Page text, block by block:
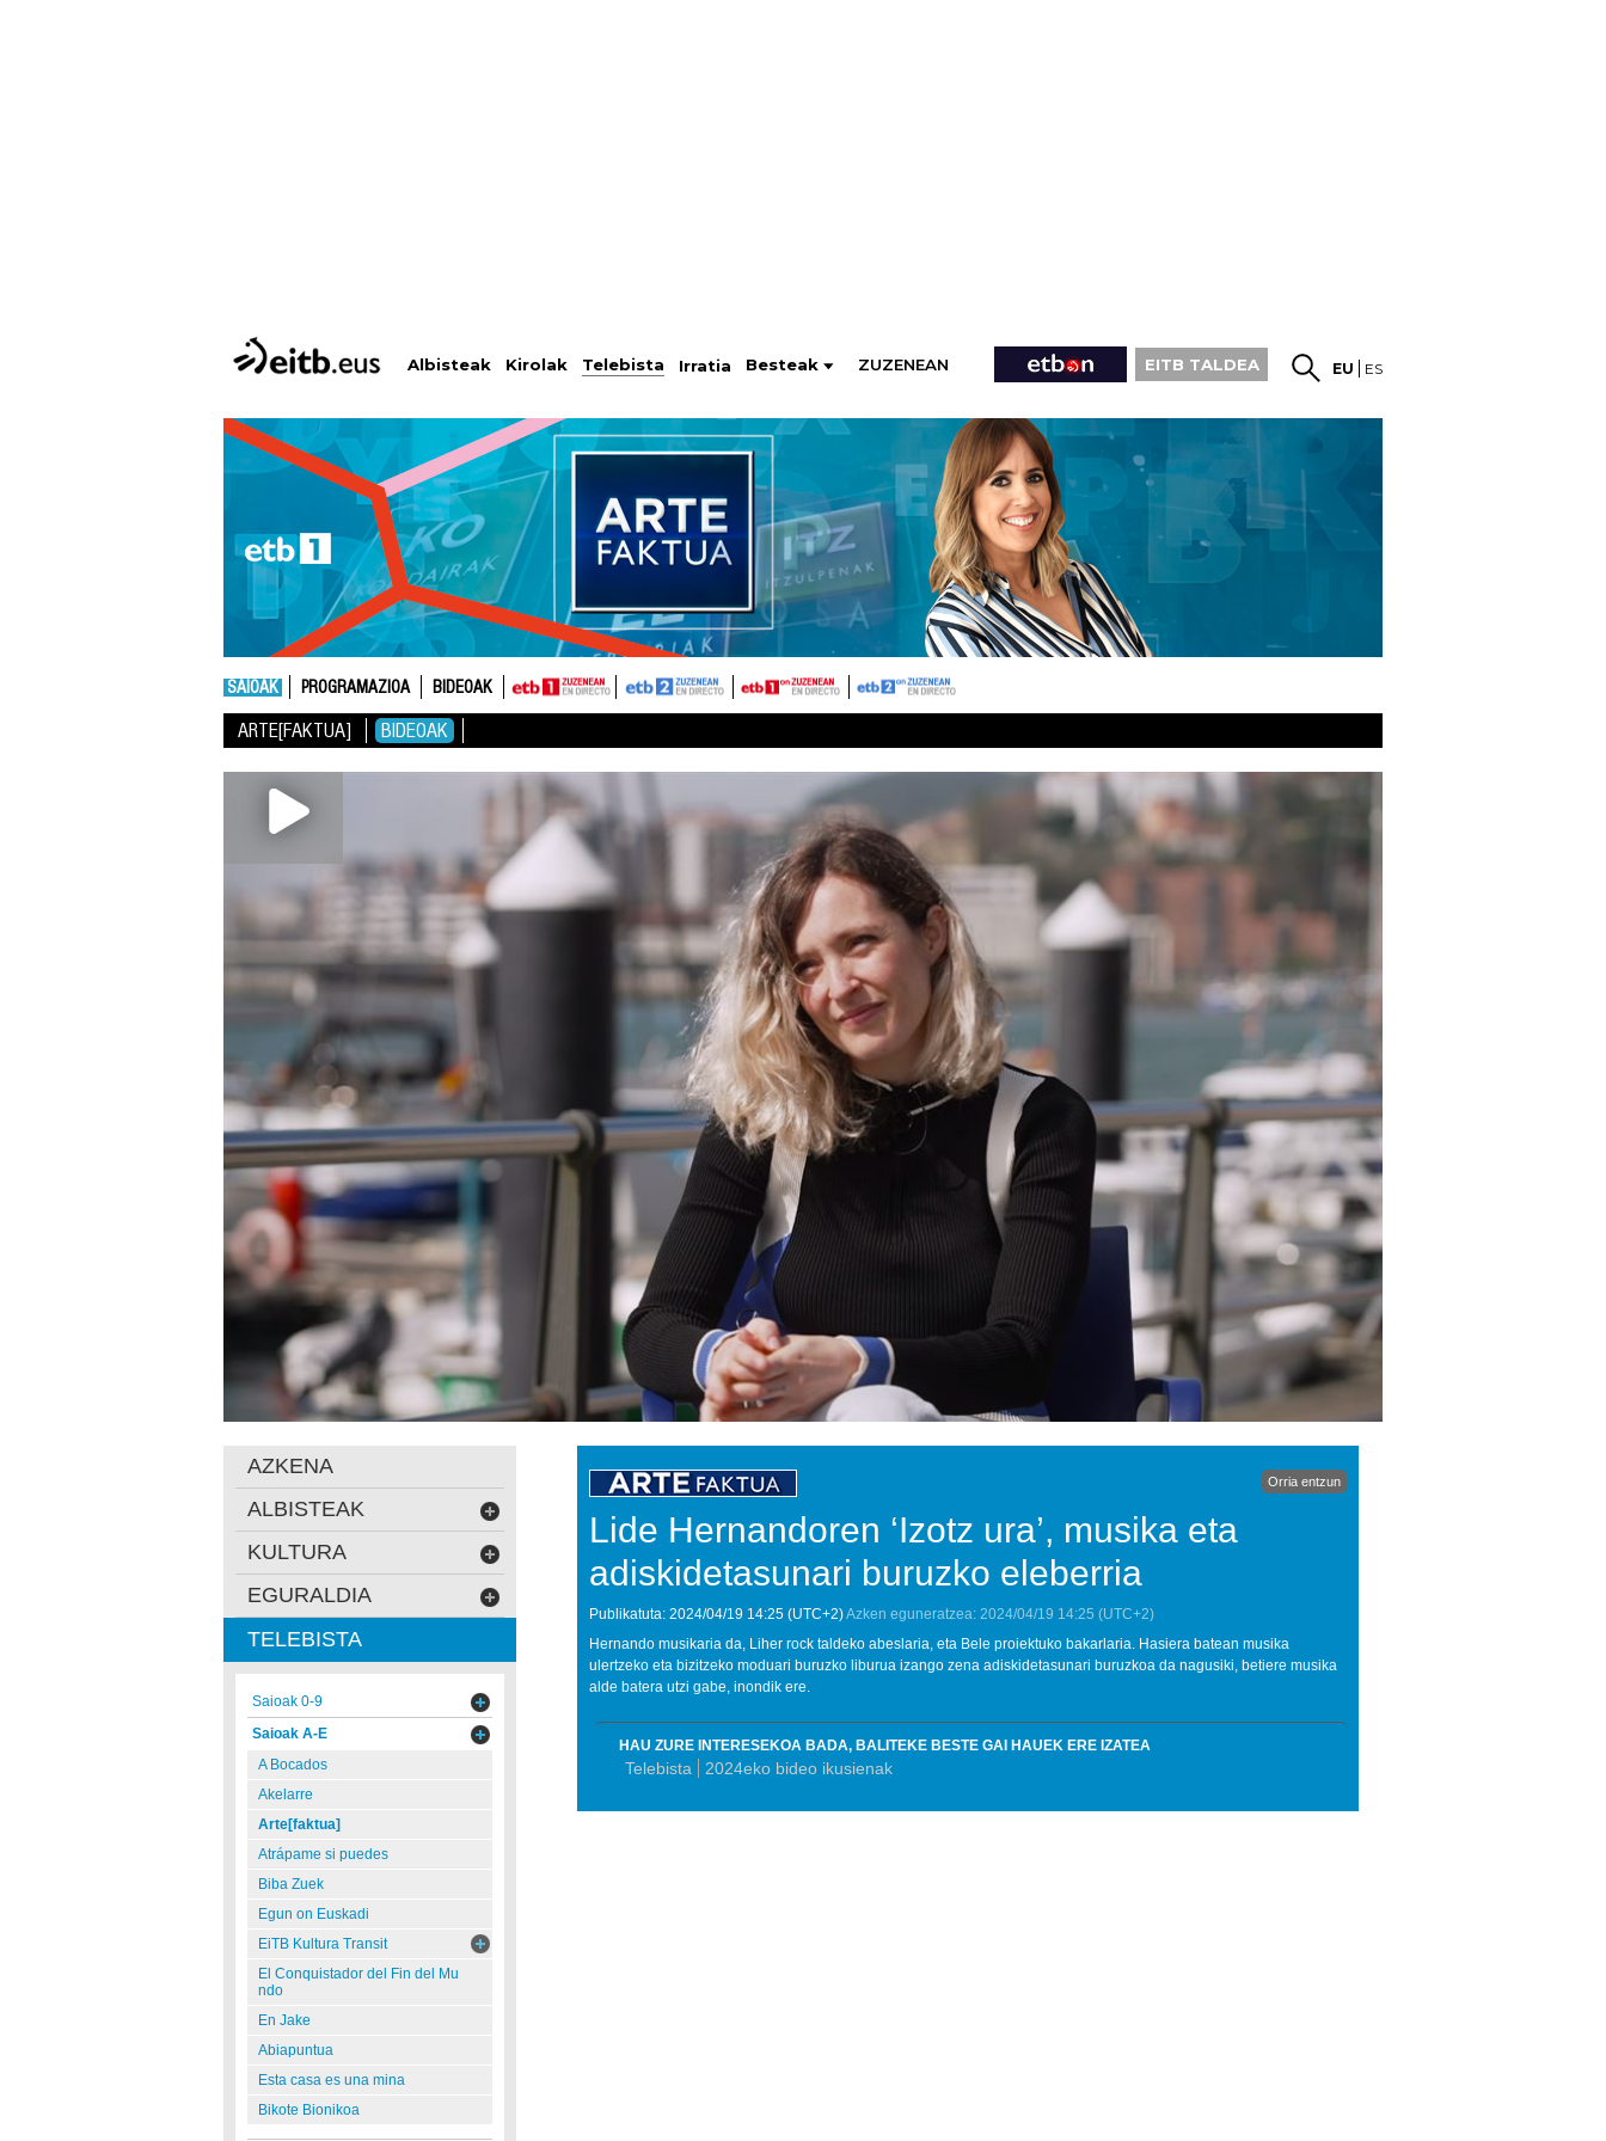
Albisteak Kirolak Telebista Irratia Besteak ZUZENEAN EITB TALDEA EU ES
SAIOAK PROGRAMAZIOA BIDEOAK
ARTE[FAKTUA] BIDEOAK
Orria entzun
Lide Hernandoren ‘Izotz ura’, musika eta
adiskidetasunari buruzko eleberria
Publikatuta: 2024/04/19 14:25 (UTC+2)Azken eguneratzea: 2024/04/19 14:25 (UTC+2)
Hernando musikaria da, Liher rock taldeko abeslaria, eta Bele proiektuko bakarlaria. Hasiera batean musika
ulertzeko eta bizitzeko moduari buruzko liburua izango zena adiskidetasunari buruzkoa da nagusiki, betiere musika
alde batera utzi gabe, inondik ere.
HAU ZURE INTERESEKOA BADA, BALITEKE BESTE GAI HAUEK ERE IZATEA
Telebista 2024eko bideo ikusienak
AZKENA
ALBISTEAK
KULTURA
EGURALDIA
TELEBISTA
Saioak 0-9
Saioak A-E
A Bocados
Akelarre
Arte[faktua]
Atrápame si puedes
Biba Zuek
Egun on Euskadi
EiTB Kultura Transit
El Conquistador del Fin del Mu
ndo
En Jake
Abiapuntua
Esta casa es una mina
Bikote Bionikoa